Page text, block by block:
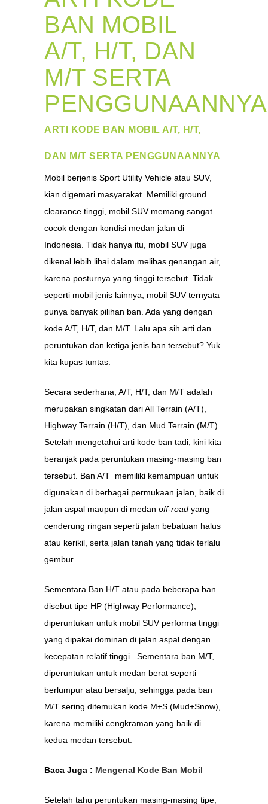
BAN MOBIL
A/T, H/T, DAN
M/T SERTA
PENGGUNAANNYA
ARTI KODE BAN MOBIL A/T, H/T,
DAN M/T SERTA PENGGUNAANNYA
Mobil berjenis Sport Utility Vehicle atau SUV,
kian digemari masyarakat. Memiliki ground
clearance tinggi, mobil SUV memang sangat
cocok dengan kondisi medan jalan di
Indonesia. Tidak hanya itu, mobil SUV juga
dikenal lebih lihai dalam melibas genangan air,
karena posturnya yang tinggi tersebut. Tidak
seperti mobil jenis lainnya, mobil SUV ternyata
punya banyak pilihan ban. Ada yang dengan
kode A/T, H/T, dan M/T. Lalu apa sih arti dan
peruntukan dan ketiga jenis ban tersebut? Yuk
kita kupas tuntas.
Secara sederhana, A/T, H/T, dan M/T adalah
merupakan singkatan dari All Terrain (A/T),
Highway Terrain (H/T), dan Mud Terrain (M/T).
Setelah mengetahui arti kode ban tadi, kini kita
beranjak pada peruntukan masing-masing ban
tersebut. Ban A/T memiliki kemampuan untuk
digunakan di berbagai permukaan jalan, baik di
jalan aspal maupun di medan off-road yang
cenderung ringan seperti jalan bebatuan halus
atau kerikil, serta jalan tanah yang tidak terlalu
gembur.
Sementara Ban H/T atau pada beberapa ban
disebut tipe HP (Highway Performance),
diperuntukan untuk mobil SUV performa tinggi
yang dipakai dominan di jalan aspal dengan
kecepatan relatif tinggi. Sementara ban M/T,
diperuntukan untuk medan berat seperti
berlumpur atau bersalju, sehingga pada ban
M/T sering ditemukan kode M+S (Mud+Snow),
karena memiliki cengkraman yang baik di
kedua medan tersebut.
Baca Juga : Mengenal Kode Ban Mobil
Setelah tahu peruntukan masing-masing tipe,